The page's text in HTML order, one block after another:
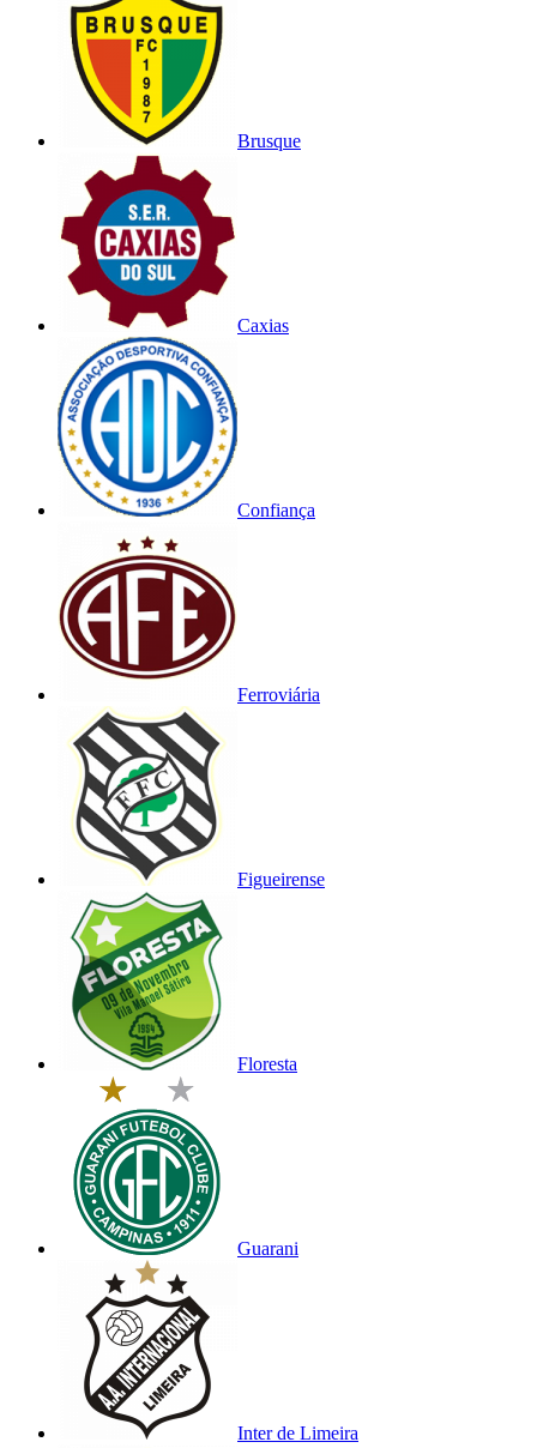
Brusque
Caxias
Confiança
Ferroviária
Figueirense
Floresta
Guarani
Inter de Limeira